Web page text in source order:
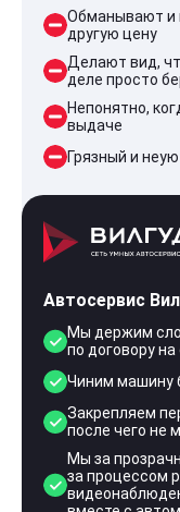
Обманывают и
другую цену
Делают вид,
деле просто
Непонятно,
выдаче
Грязный и
Автосервис
Мы держим
по договору
Чиним машину
Закрепляем
после чего не
Мы за
за процессом